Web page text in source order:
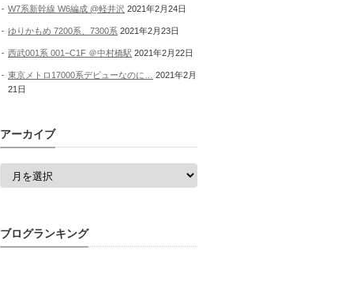
W7系新幹線 W6編成 @軽井沢 2021年2月24日
ゆりかもめ 7200系、7300系 2021年2月23日
西武001系 001−C1F ＠中村橋駅 2021年2月22日
東京メトロ17000系デビューなのに…
2021年2月
21日
アーカイブ
ブログランキング